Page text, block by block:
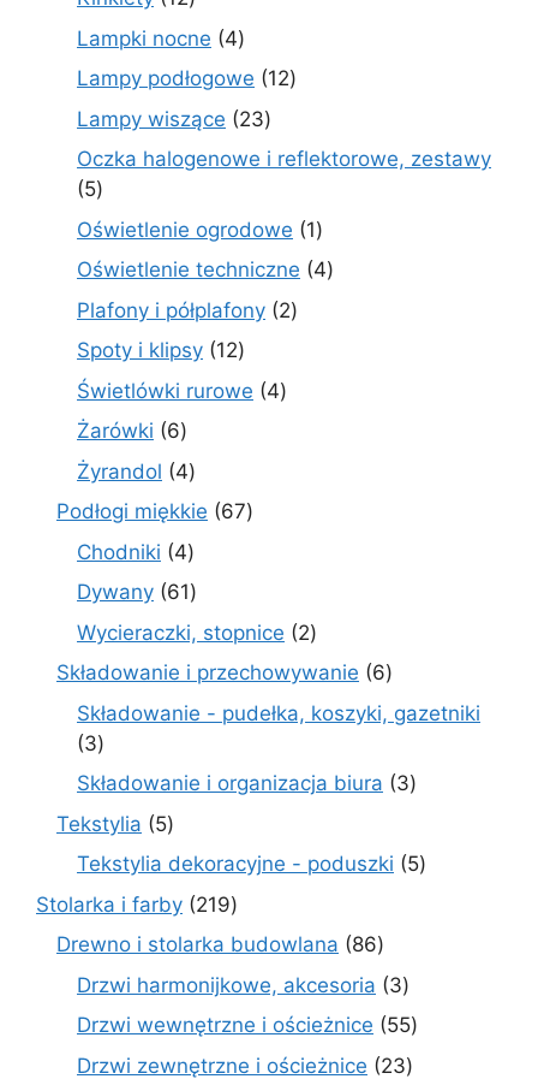
produktów
Lampki nocne 44
produkty
Lampy podłogowe 1212
Lampy wiszące 2323
produkty
Oczka halogenowe i reflektorowe, zestawy
55
produktów
Oświetlenie ogrodowe 11
produkt
Oświetlenie techniczne 44
Plafony i półplafony 22
Spoty i klipsy 1212
produktów
Świetlówki rurowe 44
Żarówki 66
produktów
Żyrandol 44
produkty
Podłogi miękkie 6767
Chodniki 44
produkty
Dywany 6161
produktów
Wycieraczki, stopnice 22
produkty
Składowanie i przechowywanie 66
produktów
Składowanie - pudełka, koszyki, gazetniki
33
produkty
Składowanie i organizacja biura 33
Tekstylia 55
produktów
Tekstylia dekoracyjne - poduszki 55
Stolarka i farby 219219
produktów
Drewno i stolarka budowlana 8686
produktów
Drzwi harmonijkowe, akcesoria 33
produkty
Drzwi wewnętrzne i ościeżnice 5555
produktów
Drzwi zewnętrzne i ościeżnice 2323